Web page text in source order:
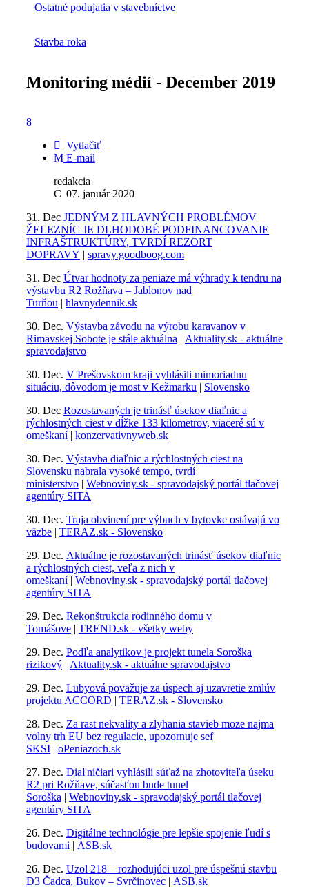
Ostatné podujatia v stavebníctve
Stavba roka
Monitoring médií - December 2019
Vytlačiť
E-mail
redakcia
07. január 2020
31. Dec JEDNÝM Z HLAVNÝCH PROBLÉMOV
ŽELEZNÍC JE DLHODOBÉ PODFINANCOVANIE
INFRAŠTRUKTÚRY, TVRDÍ REZORT
DOPRAVY | spravy.goodboog.com
31. Dec Útvar hodnoty za peniaze má výhrady k tendru na
výstavbu R2 Rožňava – Jablonov nad
Turňou | hlavnydennik.sk
30. Dec. Výstavba závodu na výrobu karavanov v
Rimavskej Sobote je stále aktuálna | Aktuality.sk - aktuálne
spravodajstvo
30. Dec. V Prešovskom kraji vyhlásili mimoriadnu
situáciu, dôvodom je most v Kežmarku | Slovensko
30. Dec Rozostavaných je trinásť úsekov diaľnic a
rýchlostných ciest v dĺžke 133 kilometrov, viaceré sú v
omeškaní| konzervativnyweb.sk
30. Dec. Výstavba diaľnic a rýchlostných ciest na
Slovensku nabrala vysoké tempo, tvrdí
ministerstvo | Webnoviny.sk - spravodajský portál tlačovej
agentúry SITA
30. Dec. Traja obvinení pre výbuch v bytovke ostávajú vo
väzbe | TERAZ.sk - Slovensko
29. Dec. Aktuálne je rozostavaných trinásť úsekov diaľnic
a rýchlostných ciest, veľa z nich v
omeškaní| Webnoviny.sk - spravodajský portál tlačovej
agentúry SITA
29. Dec. Rekonštrukcia rodinného domu v
Tomášove | TREND.sk - všetky weby
29. Dec. Podľa analytikov je projekt tunela Soroška
rizikový | Aktuality.sk - aktuálne spravodajstvo
29. Dec. Lubyová považuje za úspech aj uzavretie zmlúv
projektu ACCORD | TERAZ.sk - Slovensko
28. Dec. Za rast nekvality a zlyhania stavieb moze najma
volny trh EU bez regulacie, upozornuje sef
SKSI | oPeniazoch.sk
27. Dec. Diaľničiari vyhlásili súťaž na zhotoviteľa úseku
R2 pri Rožňave, súčasťou bude tunel
Soroška | Webnoviny.sk - spravodajský portál tlačovej
agentúry SITA
26. Dec. Digitálne technológie pre lepšie spojenie ľudí s
budovami | ASB.sk
26. Dec. Uzol 218 – rozhodujúci uzol pre úspešnú stavbu
D3 Čadca, Bukov – Svrčinovec | ASB.sk